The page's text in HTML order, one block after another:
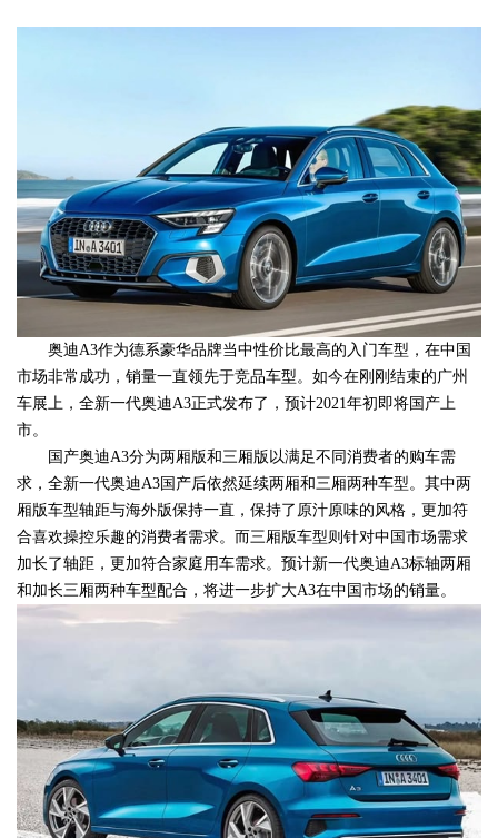
奥迪A3作为德系豪华品牌当中性价比最高的入门车型，在中国
市场非常成功，销量一直领先于竞品车型。如今在刚刚结束的广州
车展上，全新一代奥迪A3正式发布了，预计2021年初即将国产上
市。
国产奥迪A3分为两厢版和三厢版以满足不同消费者的购车需
求，全新一代奥迪A3国产后依然延续两厢和三厢两种车型。其中两
厢版车型轴距与海外版保持一直，保持了原汁原味的风格，更加符
合喜欢操控乐趣的消费者需求。而三厢版车型则针对中国市场需求
加长了轴距，更加符合家庭用车需求。预计新一代奥迪A3标轴两厢
和加长三厢两种车型配合，将进一步扩大A3在中国市场的销量。